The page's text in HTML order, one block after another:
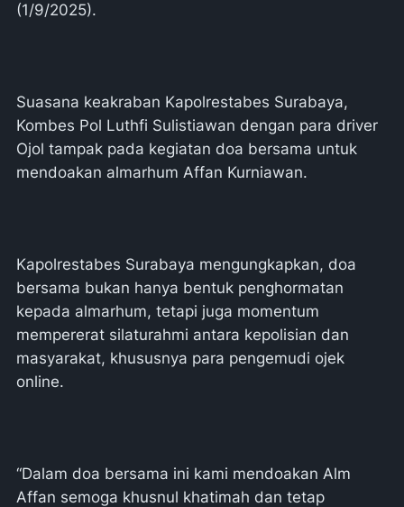
(1/9/2025).
Suasana keakraban Kapolrestabes Surabaya,
Kombes Pol Luthfi Sulistiawan dengan para driver
Ojol tampak pada kegiatan doa bersama untuk
mendoakan almarhum Affan Kurniawan.
Kapolrestabes Surabaya mengungkapkan, doa
bersama bukan hanya bentuk penghormatan
kepada almarhum, tetapi juga momentum
mempererat silaturahmi antara kepolisian dan
masyarakat, khususnya para pengemudi ojek
online.
“Dalam doa bersama ini kami mendoakan Alm
Affan semoga khusnul khatimah dan tetap